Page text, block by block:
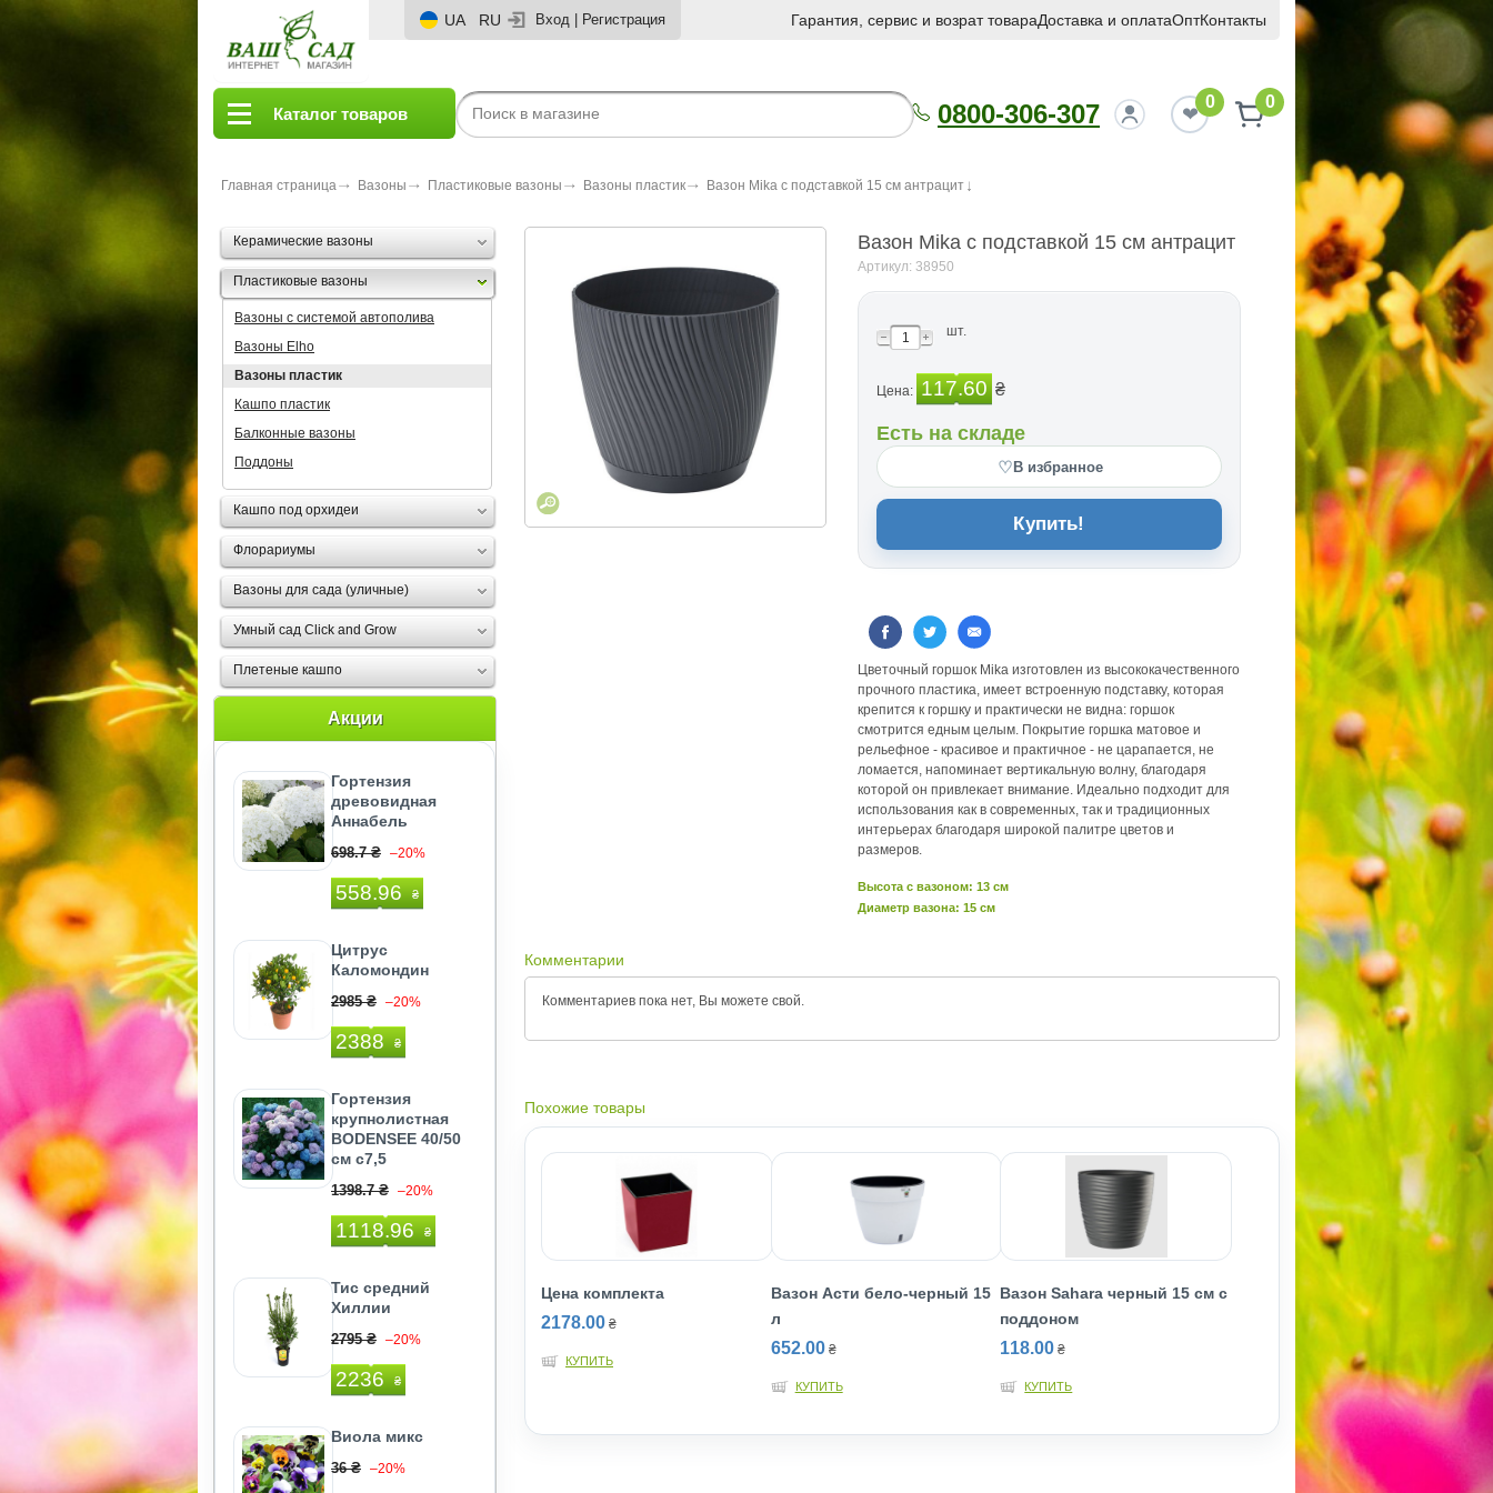
UA RU Вход Регистрация Гарантия, сервис и возрат товараДоставка и оплатаОптКонтакты
Каталог товаров 0800-306-307 0 0
Главная страница Вазоны Пластиковые вазоны Вазоны пластик Вазон Mika с подставкой 15 см антрацит
Керамические вазоны
Пластиковые вазоны
Вазоны с системой автополива
Вазоны Elho
Вазоны пластик
Кашпо пластик
Балконные вазоны
Поддоны
Кашпо под орхидеи
Флорариумы
Вазоны для сада (уличные)
Умный сад Click and Grow
Плетеные кашпо
Акции
Гортензия
древовидная
Аннабель
698.7 ₴ –20%
558.96 ₴
Цитрус
Каломондин
2985 ₴ –20%
2388 ₴
Гортензия
крупнолистная
BODENSEE 40/50
см с7,5
1398.7 ₴ –20%
1118.96 ₴
Тис средний
Хиллии
2795 ₴ –20%
2236 ₴
Виола микс
36 ₴ –20%
Вазон Mika с подставкой 15 см антрацит
Артикул: 38950
шт.
Цена: 117.60 ₴
Есть на складе
♡В избранное
Купить!
Цветочный горшок Mika изготовлен из высококачественного
прочного пластика, имеет встроенную подставку, которая
крепится к горшку и практически не видна: горшок
смотрится едным целым. Покрытие горшка матовое и
рельефное - красивое и практичное - не царапается, не
ломается, напоминает вертикальную волну, благодаря
которой он привлекает внимание. Идеально подходит для
использования как в современных, так и традиционных
интерьерах благодаря широкой палитре цветов и
размеров.
Высота c вазоном: 13 см
Диаметр вазона: 15 см
Комментарии
Комментариев пока нет, Вы можете свой.
Похожие товары
Цена комплекта
2178.00 ₴
КУПИТЬ
Вазон Асти бело-черный 15
л
652.00 ₴
КУПИТЬ
Вазон Sahara черный 15 см с
поддоном
118.00 ₴
КУПИТЬ